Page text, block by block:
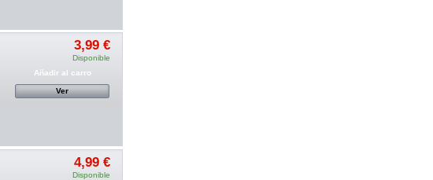
3,99 €
Disponible
Añadir al carro
Ver
4,99 €
Disponible